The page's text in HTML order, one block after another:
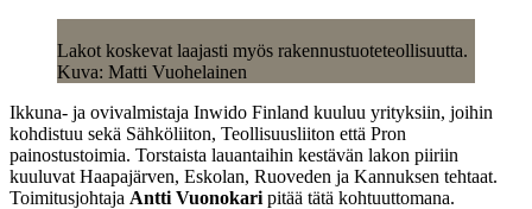
Lakot koskevat laajasti myös rakennustuoteteollisuutta.
Kuva: Matti Vuohelainen
Ikkuna- ja ovivalmistaja Inwido Finland kuuluu yrityksiin, joihin
kohdistuu sekä Sähköliiton, Teollisuusliiton että Pron
painostustoimia. Torstaista lauantaihin kestävän lakon piiriin
kuuluvat Haapajärven, Eskolan, Ruoveden ja Kannuksen tehtaat.
Toimitusjohtaja Antti Vuonokari pitää tätä kohtuuttomana.